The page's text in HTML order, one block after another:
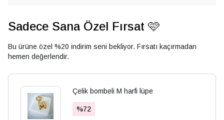
Sadece Sana Özel Fırsat 🩷
Bu ürüne özel %20 indirim seni bekliyor. Fırsatı kaçırmadan
hemen değerlendir.
Çelik bombeli M harfi lüpe
%72